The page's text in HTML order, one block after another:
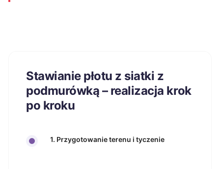
Stawianie płotu z siatki z
podmurówką – realizacja krok
po kroku
1. Przygotowanie terenu i tyczenie